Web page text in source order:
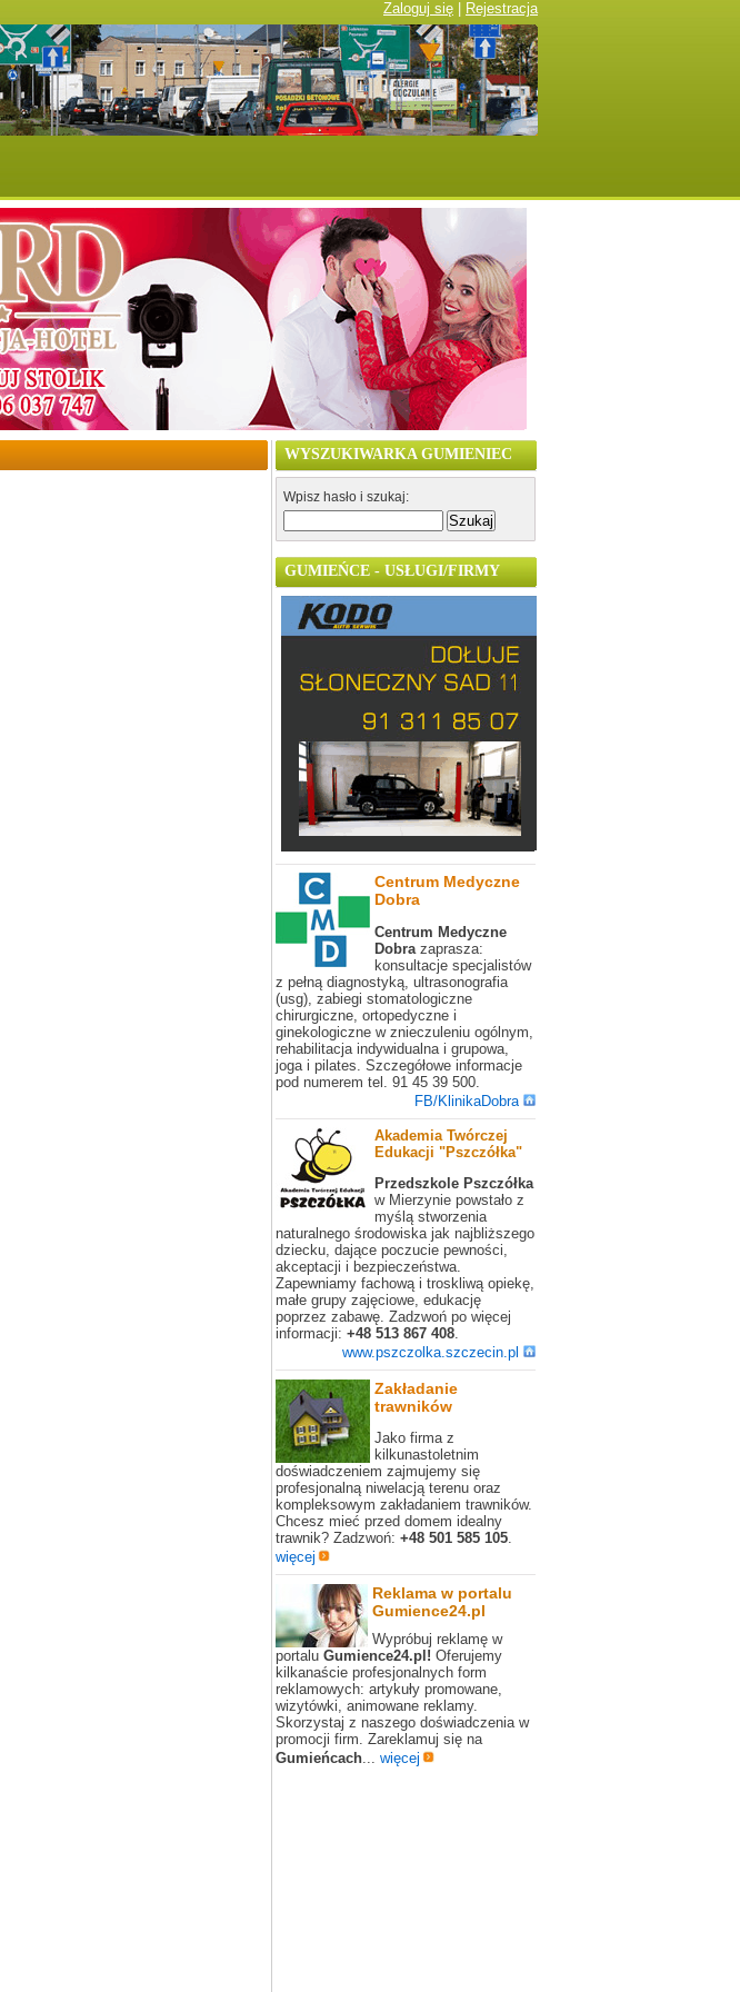
Zaloguj się Rejestracja
WYSZUKIWARKA GUMIENIEC
Wpisz hasło i szukaj:
GUMIEŃCE - USŁUGI/FIRMY
Centrum Medyczne
Dobra
Centrum Medyczne
Dobra zaprasza:
konsultacje specjalistów
z pełną diagnostyką, ultrasonografia
(usg), zabiegi stomatologiczne
chirurgiczne, ortopedyczne i
ginekologiczne w znieczuleniu ogólnym,
rehabilitacja indywidualna i grupowa,
joga i pilates. Szczegółowe informacje
pod numerem tel. 91 45 39 500.
FB/KlinikaDobra
Akademia Twórczej
Edukacji "Pszczółka"
Przedszkole Pszczółka
w Mierzynie powstało z
myślą stworzenia
naturalnego środowiska jak najbliższego
dziecku, dające poczucie pewności,
akceptacji i bezpieczeństwa.
Zapewniamy fachową i troskliwą opiekę,
małe grupy zajęciowe, edukację
poprzez zabawę. Zadzwoń po więcej
informacji: +48 513 867 408.
www.pszczolka.szczecin.pl
Zakładanie
trawników
Jako firma z
kilkunastoletnim
doświadczeniem zajmujemy się
profesjonalną niwelacją terenu oraz
kompleksowym zakładaniem trawników.
Chcesz mieć przed domem idealny
trawnik? Zadzwoń: +48 501 585 105.
więcej
Reklama w portalu
Gumience24.pl
Wypróbuj reklamę w
portalu Gumience24.pl! Oferujemy
kilkanaście profesjonalnych form
reklamowych: artykuły promowane,
wizytówki, animowane reklamy.
Skorzystaj z naszego doświadczenia w
promocji firm. Zareklamuj się na
Gumieńcach... więcej